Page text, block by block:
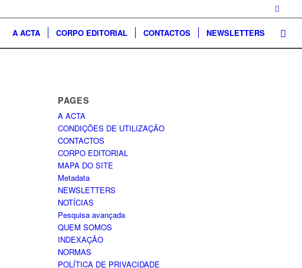
A ACTA CORPO EDITORIAL CONTACTOS NEWSLETTERS
PAGES
A ACTA
CONDIÇÕES DE UTILIZAÇÃO
CONTACTOS
CORPO EDITORIAL
MAPA DO SITE
Metadata
NEWSLETTERS
NOTÍCIAS
Pesquisa avançada
QUEM SOMOS
INDEXAÇÃO
NORMAS
POLÍTICA DE PRIVACIDADE